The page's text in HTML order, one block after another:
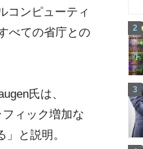
コンピューティ
べての省庁との
氏は、
ィック増加な
と説明。